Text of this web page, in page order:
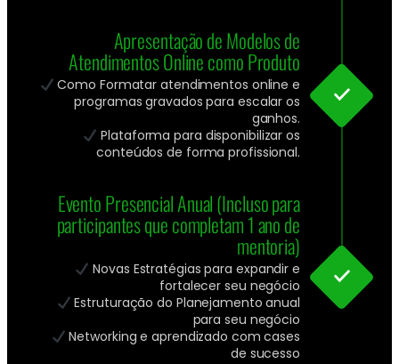
Apresentação de Modelos de
Atendimentos Online como Produto
Como Formatar atendimentos online e
programas gravados para escalar os
ganhos.
Plataforma para disponibilizar os
conteúdos de forma profissional.
Evento Presencial Anual (Incluso para
participantes que completam 1 ano de
mentoria)
Novas Estratégias para expandir e
fortalecer seu negócio
Estruturação do Planejamento anual
para seu negócio
Networking e aprendizado com cases
de sucesso